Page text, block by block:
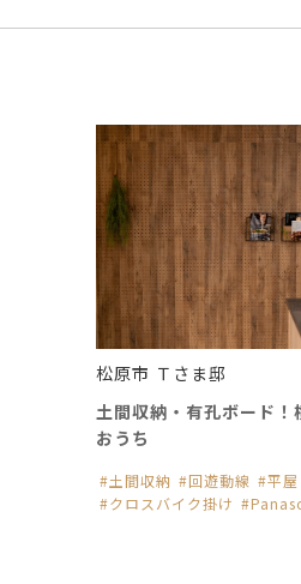
松原市 Ｔさま邸
土間収納・有孔ボード！
おうち
土間収納 回遊動線 平屋
クロスバイク掛け